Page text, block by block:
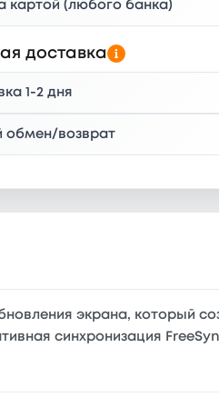
картой (любого банка)
доставка
1-2 дня
обмен/возврат
экрана, который
синхронизация